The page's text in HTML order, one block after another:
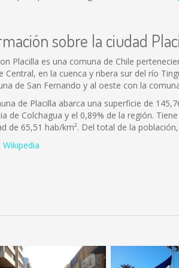
sobre la ciudad
Placilla es una comuna de Chile
Central, en la cuenca y ribera sur del río
de San Fernando y al oeste con la
de Placilla abarca una superficie de
de Colchagua y el 0,89% de la región.
de 65,51 hab/km². Del total de la
Wikipedia